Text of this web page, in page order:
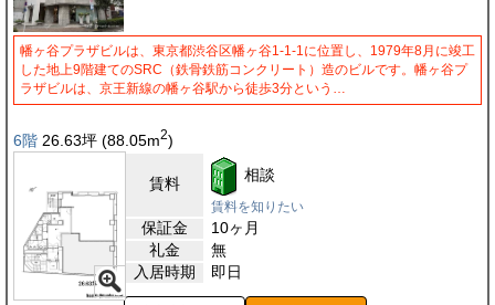
幡ヶ谷プラザビルは、東京都渋谷区幡ヶ谷1-1-1に位置し、1979年8月に竣工
した地上9階建てのSRC（鉄骨鉄筋コンクリート）造のビルです。幡ヶ谷プ
ラザビルは、京王新線の幡ヶ谷駅から徒歩3分という…
6階 26.63坪 (88.05m2)
賃料 相談
賃料を知りたい
保証金
10ヶ月
礼金
無
入居時期
即日